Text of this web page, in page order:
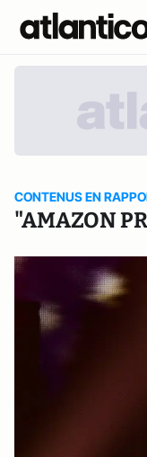
CONTENUS EN
"AMAZON